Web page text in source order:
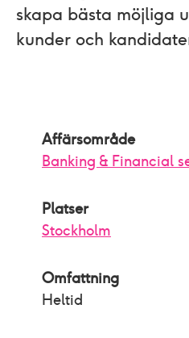
skapa bästa möjliga
kunder och
Affärsområde
Banking & Financial
Platser
Stockholm
Omfattning
Heltid